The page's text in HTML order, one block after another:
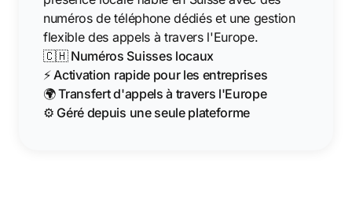
numéros de téléphone dédiés et une gestion
flexible des appels à travers l'Europe.
🇨🇭 Numéros Suisses locaux
⚡ Activation rapide pour les entreprises
🌍 Transfert d'appels à travers l'Europe
⚙️ Géré depuis une seule plateforme